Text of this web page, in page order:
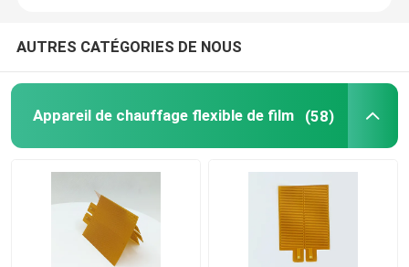
AUTRES CATÉGORIES DE NOUS
Appareil de chauffage flexible de film (58)